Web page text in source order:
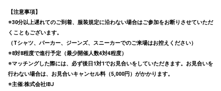
【注意事項】
※30分以上遅れてのご到着、服装規定に沿わない場合はご参加をお断りさせていただ
くこともございます。
（Tシャツ、パーカー、ジーンズ、スニーカーでのご来場はお控えください）
※8対8程度で進行予定（最少開催人数4対4程度）
※マッチングした際には、必ず後日1対1でお見合いをしていただきます。お見合いを
行わない場合は、お見合いキャンセル料（5,000円）がかかります。
※主催:株式会社IBJ